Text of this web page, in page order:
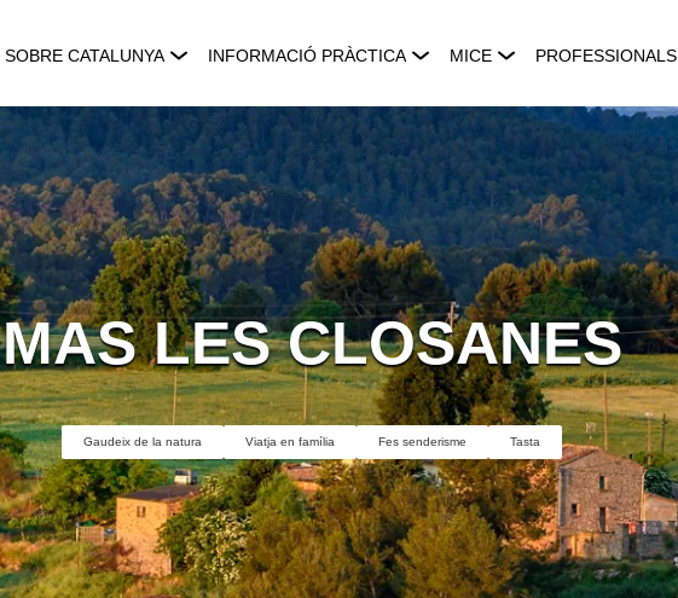
SOBRE CATALUNYA INFORMACIÓ PRÀCTICA MICE PROFESSIONALS
MAS LES CLOSANES
Gaudeix de la natura Viatja en família Fes senderisme Tasta